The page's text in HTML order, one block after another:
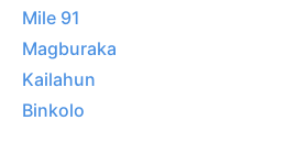
Mile 91
Magburaka
Kailahun
Binkolo